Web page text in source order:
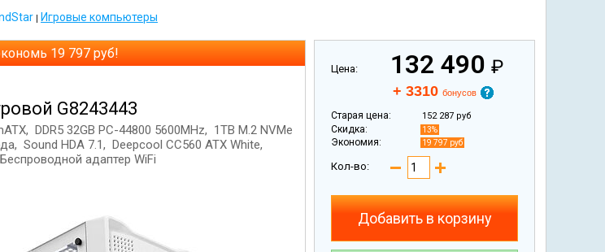
| Игровые компьютеры
19 797 руб!
G8243443
DDR5 32GB PC-44800 5600MHz, 1TB M.2 NVMe
Sound HDA 7.1, Deepcool CC560 ATX White,
адаптер WiFi
Цена: 132 490 ₽
+ 3310 бонусов
Старая цена: 152 287 руб
Скидка: 13%
Экономия: 19 797 руб
Кол-во:
Добавить в корзину